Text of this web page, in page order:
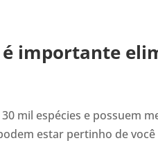
é importante
mil espécies e possuem
estar pertinho de